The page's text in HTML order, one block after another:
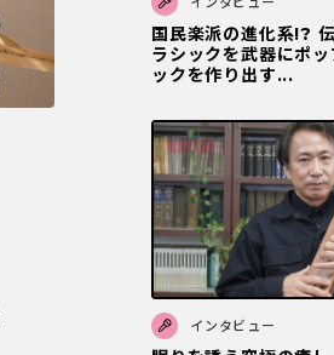
国民楽派の進化系!?
ラシックを武器にポ
ックを作り出す...
インタビュー